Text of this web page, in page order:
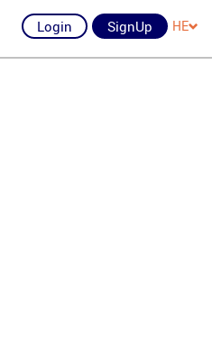
Login SignUp HE